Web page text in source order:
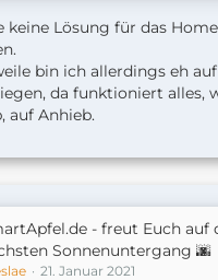
keine Lösung für das
bin ich allerdings eh
da funktioniert alles,
auf Anhieb.
- freut Euch auf
Sonnenuntergang 🌆
21. Januar 2021